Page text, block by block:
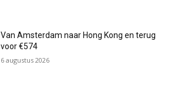
Van Amsterdam naar Hong Kong en terug
voor €574
6 augustus 2026